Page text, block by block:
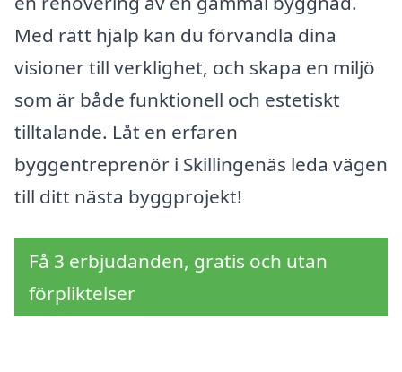
Med rätt hjälp kan du förvandla dina
visioner till verklighet, och skapa en miljö
som är både funktionell och estetiskt
tilltalande. Låt en erfaren
byggentreprenör i Skillingenäs leda vägen
till ditt nästa byggprojekt!
Få 3 erbjudanden, gratis och utan
förpliktelser